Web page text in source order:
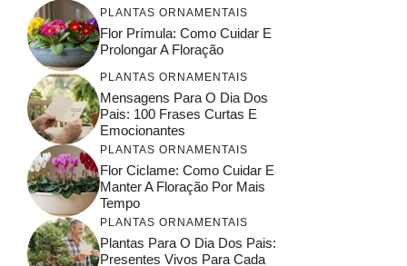
PLANTAS ORNAMENTAIS
Flor Prímula: Como Cuidar E
Prolongar A Floração
PLANTAS ORNAMENTAIS
Mensagens Para O Dia Dos
Pais: 100 Frases Curtas E
Emocionantes
PLANTAS ORNAMENTAIS
Flor Ciclame: Como Cuidar E
Manter A Floração Por Mais
Tempo
PLANTAS ORNAMENTAIS
Plantas Para O Dia Dos Pais:
Presentes Vivos Para Cada